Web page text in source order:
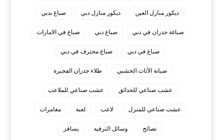
ديكور منازل العين ديكور منازل دبي صباغ بدبي
صباغة جدران في دبي صباغ دبي صباغ في الامارات
صباغ في دبي صباغ محترف في دبي
صيانة الأثاث الخشبي طلاء جدران الفجيرة
عشب صناعي للحدائق عشب صناعي للملاعب
عشب صناعي للمنزل لاعب لعبة مغامرات
نصائح وسائل الترفيه يسافر